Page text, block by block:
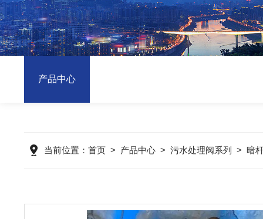
产品中心
当前位置： 首页> 产品中心> 污水处理阀系列 > 暗